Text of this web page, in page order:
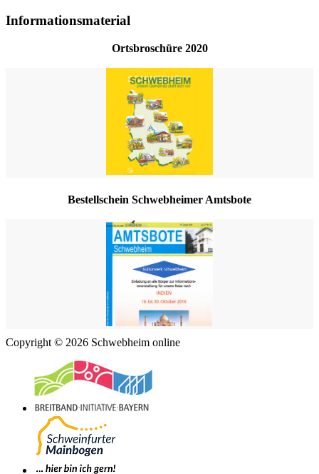
Informationsmaterial
Ortsbroschüre 2020
Bestellschein Schwebheimer Amtsbote
Copyright © 2026 Schwebheim online